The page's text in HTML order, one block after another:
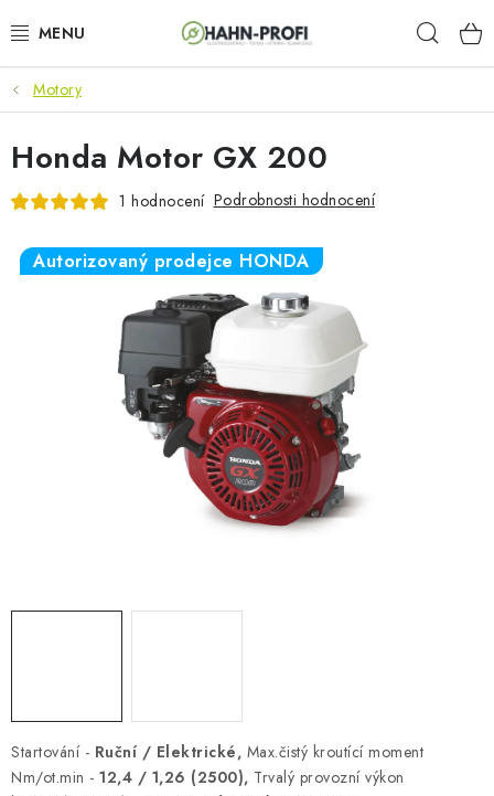
na
KLIMATIZACE
ELEKTROCENTRÁLY
ZAHRADNÍ TECHNIKA
STAVEBNÍ TECHNIKA
ODVLHČOVAČE
OUTLET
Náhradní díly Könner & Söhnen
Reklamační řád
Slovník pojmů
Zpětný odběr elektrozařízení a baterií
Motory
Startování - Ruční / Elektrické, Max.čistý kroutící moment
Nm/ot.min - 12,4 / 1,26 (2500), Trvalý provozní výkon
Honda Motor GX 200
1 hodnocení Podrobnosti hodnocení
Autorizovaný prodejce HONDA